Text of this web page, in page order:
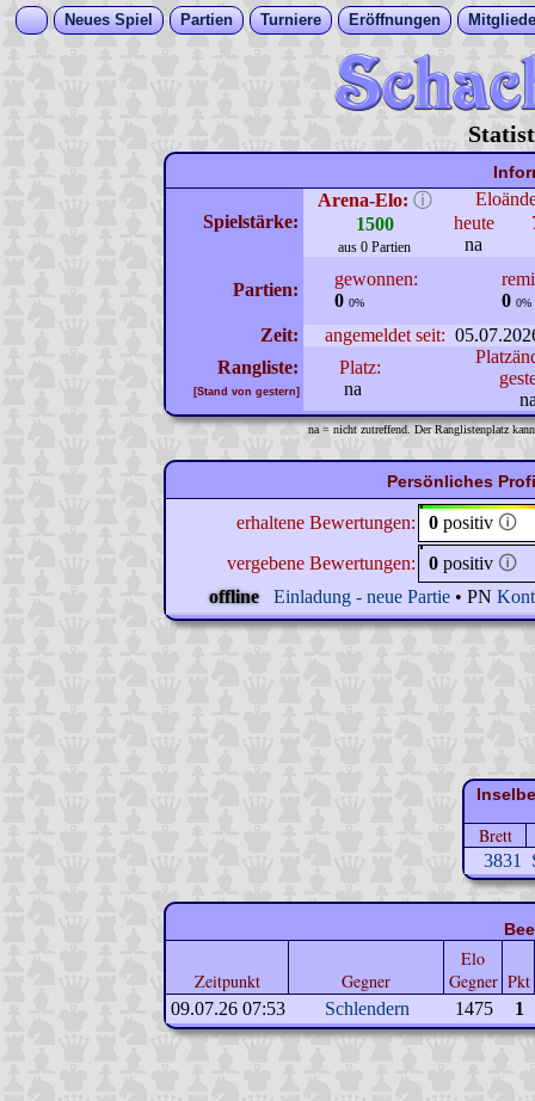
Neues Spiel Partien Turniere Eröffnungen
Spielstärke:
Arena-Elo: ⓘ
1500
aus 0 Partien
heute
na
Partien:
gewonnen:
0 0%
0 0%
Zeit: angemeldet seit:
Rangliste:
[Stand von gestern]
Platz:
na
na = nicht zutreffend. Der Ranglistenplatz
Persönliches
erhaltene Bewertungen: 0 positiv 🛈
vergebene Bewertungen:
0 positiv 🛈
offline
Einladung - neue Partie • PN
Brett
3831
Zeitpunkt Gegner
Elo
Gegner Pkt
09.07.26 07:53 Schlendern 1475 1